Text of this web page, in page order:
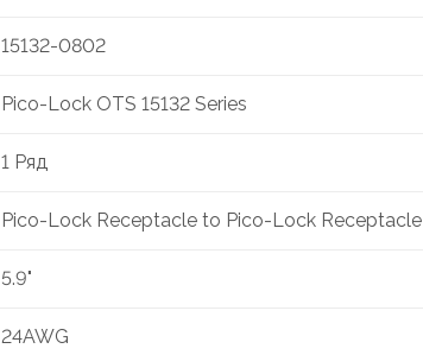
15132-0802
Pico-Lock OTS 15132 Series
1 Ряд
Pico-Lock Receptacle to Pico-Lock Receptacle
5.9"
24AWG